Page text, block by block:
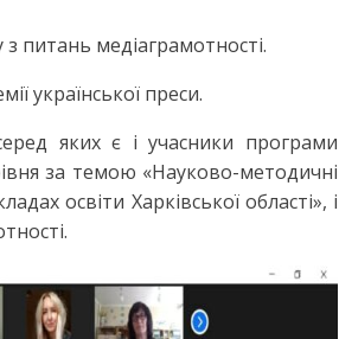
питань медіаграмотності.
української преси.
яких є і учасники програми
за темою «Науково-методичні
освіти Харківської області», і